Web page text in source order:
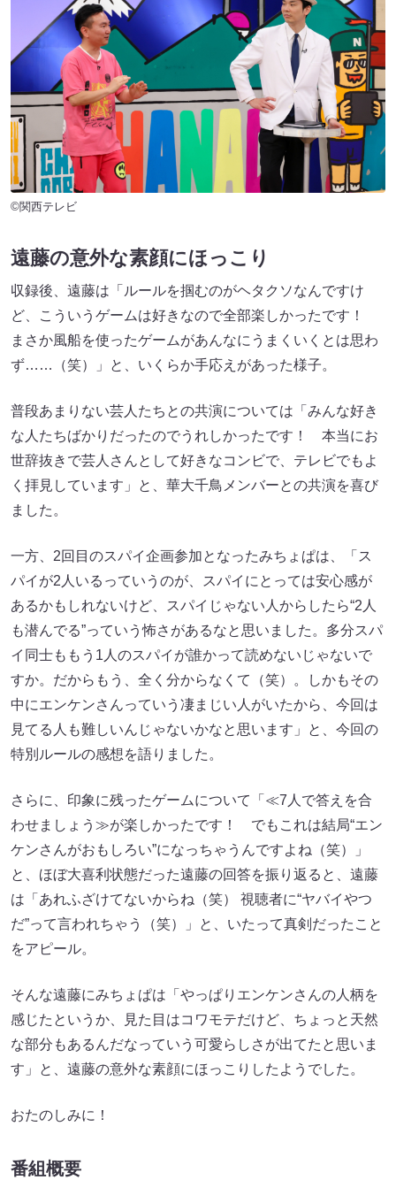
©関西テレビ
遠藤の意外な素顔にほっこり
収録後、遠藤は「ルールを掴むのがヘタクソなんですけ
ど、こういうゲームは好きなので全部楽しかったです！
まさか風船を使ったゲームがあんなにうまくいくとは思わ
ず……（笑）」と、いくらか手応えがあった様子。
普段あまりない芸人たちとの共演については「みんな好き
な人たちばかりだったのでうれしかったです！ 本当にお
世辞抜きで芸人さんとして好きなコンビで、テレビでもよ
く拝見しています」と、華大千鳥メンバーとの共演を喜び
ました。
一方、2回目のスパイ企画参加となったみちょぱは、「ス
パイが2人いるっていうのが、スパイにとっては安心感が
あるかもしれないけど、スパイじゃない人からしたら“2人
も潜んでる”っていう怖さがあるなと思いました。多分スパ
イ同士ももう1人のスパイが誰かって読めないじゃないで
すか。だからもう、全く分からなくて（笑）。しかもその
中にエンケンさんっていう凄まじい人がいたから、今回は
見てる人も難しいんじゃないかなと思います」と、今回の
特別ルールの感想を語りました。
さらに、印象に残ったゲームについて「≪7人で答えを合
わせましょう≫が楽しかったです！ でもこれは結局“エン
ケンさんがおもしろい”になっちゃうんですよね（笑）」
と、ほぼ大喜利状態だった遠藤の回答を振り返ると、遠藤
は「あれふざけてないからね（笑） 視聴者に“ヤバイやつ
だ”って言われちゃう（笑）」と、いたって真剣だったこと
をアピール。
そんな遠藤にみちょぱは「やっぱりエンケンさんの人柄を
感じたというか、見た目はコワモテだけど、ちょっと天然
な部分もあるんだなっていう可愛らしさが出てたと思いま
す」と、遠藤の意外な素顔にほっこりしたようでした。
おたのしみに！
番組概要